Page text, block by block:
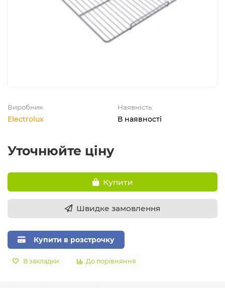
Виробник
Electrolux
Наявність:
В наявності
Уточнюйте ціну
Купити
Швидке замовлення
Купити в розстрочку
В закладки До порівняння